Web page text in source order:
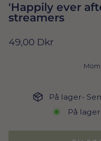
'Happily ever
streamers
Normal
49,00 Dkr
På lager-
På